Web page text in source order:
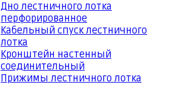
Дно лестничного лотка
перфорированное
Кабельный спуск лестничного
лотка
Кронштейн настенный
соединительный
Прижимы лестничного лотка